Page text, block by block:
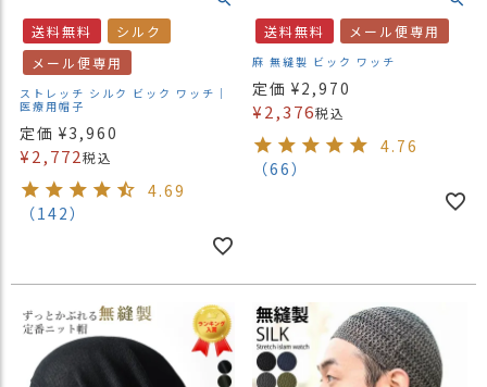
送料無料
シルク
メール便専用
ストレッチ シルク ビック ワッチ｜
医療用帽子
定価 ¥3,960
¥2,772税込
4.69
（142）
送料無料 メール便専用
麻 無縫製 ビック ワッチ
定価 ¥2,970
¥2,376税込
4.76
（66）